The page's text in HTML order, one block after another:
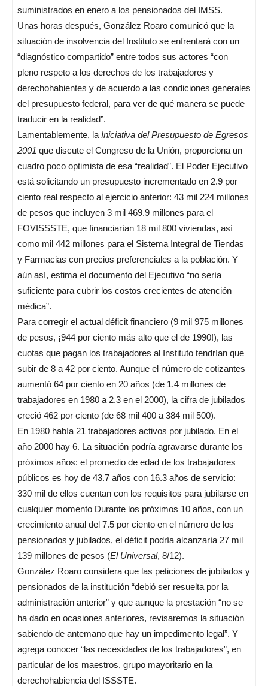
suministrados en enero a los pensionados del IMSS.
Unas horas después, González Roaro comunicó que la
situación de insolvencia del Instituto se enfrentará con un
“diagnóstico compartido” entre todos sus actores “con
pleno respeto a los derechos de los trabajadores y
derechohabientes y de acuerdo a las condiciones generales
del presupuesto federal, para ver de qué manera se puede
traducir en la realidad”.
Lamentablemente, la Iniciativa del Presupuesto de Egresos
2001 que discute el Congreso de la Unión, proporciona un
cuadro poco optimista de esa “realidad”. El Poder Ejecutivo
está solicitando un presupuesto incrementado en 2.9 por
ciento real respecto al ejercicio anterior: 43 mil 224 millones
de pesos que incluyen 3 mil 469.9 millones para el
FOVISSSTE, que financiarían 18 mil 800 viviendas, así
como mil 442 millones para el Sistema Integral de Tiendas
y Farmacias con precios preferenciales a la población. Y
aún así, estima el documento del Ejecutivo “no sería
suficiente para cubrir los costos crecientes de atención
médica”.
Para corregir el actual déficit financiero (9 mil 975 millones
de pesos, ¡944 por ciento más alto que el de 1990!), las
cuotas que pagan los trabajadores al Instituto tendrían que
subir de 8 a 42 por ciento. Aunque el número de cotizantes
aumentó 64 por ciento en 20 años (de 1.4 millones de
trabajadores en 1980 a 2.3 en el 2000), la cifra de jubilados
creció 462 por ciento (de 68 mil 400 a 384 mil 500).
En 1980 había 21 trabajadores activos por jubilado. En el
año 2000 hay 6. La situación podría agravarse durante los
próximos años: el promedio de edad de los trabajadores
públicos es hoy de 43.7 años con 16.3 años de servicio:
330 mil de ellos cuentan con los requisitos para jubilarse en
cualquier momento Durante los próximos 10 años, con un
crecimiento anual del 7.5 por ciento en el número de los
pensionados y jubilados, el déficit podría alcanzaría 27 mil
139 millones de pesos (El Universal, 8/12).
González Roaro considera que las peticiones de jubilados y
pensionados de la institución “debió ser resuelta por la
administración anterior” y que aunque la prestación “no se
ha dado en ocasiones anteriores, revisaremos la situación
sabiendo de antemano que hay un impedimento legal”. Y
agrega conocer “las necesidades de los trabajadores”, en
particular de los maestros, grupo mayoritario en la
derechohabiencia del ISSSTE.